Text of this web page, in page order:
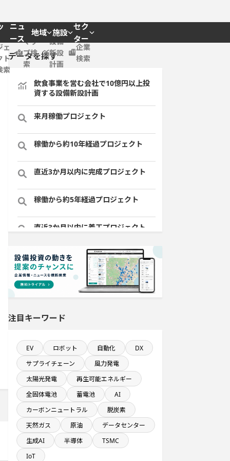
ニュ
ース
地域 施設
セク
ター
ェ
ト
索
マッ
プ検
索
設備
新設
計画
企業
検索
データを探す
飲食事業を営む会社で10億円以上投
資する設備新設計画
来月稼働プロジェクト
稼働から約10年経過プロジェクト
直近3か月以内に完成プロジェクト
稼働から約5年経過プロジェクト
直近3か月以内に着工プロジェクト
自動車関連工場のプロジェクト
発電設備の導入を含む工場プロジェ
クト
半導体設備に投資する設備新設計画
医薬品工場のプロジェクト
新規雇用者数100名以上プロジェクト
既に100億円以上の支払いが終了した
設備新設計画
システム投資一覧
注目キーワード
EV ロボット 自動化
DX
サプライチェーン
風力発電
太陽光発電
再生可能エネルギー
全固体電池
蓄電池
AI
カーボンニュートラル
脱炭素
天然ガス
原油
データセンター
生成AI
半導体
TSMC
IoT